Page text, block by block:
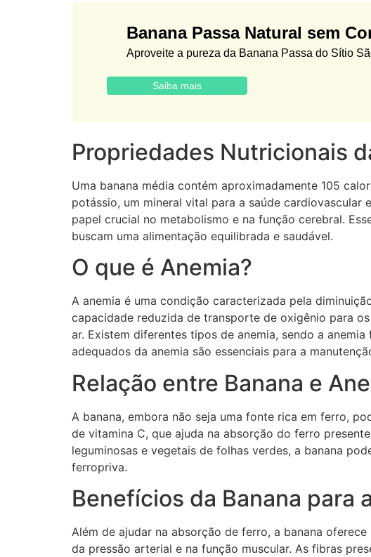
Banana Passa Natural sem
Aproveite a pureza da Banana Passa do Sítio
Saiba mais
Propriedades Nutricionais
Uma banana média contém aproximadamente 105
potássio, um mineral vital para a saúde cardiovascular
papel crucial no metabolismo e na função cerebral.
buscam uma alimentação equilibrada e saudável.
O que é Anemia?
A anemia é uma condição caracterizada pela
capacidade reduzida de transporte de oxigênio para
ar. Existem diferentes tipos de anemia, sendo a
adequados da anemia são essenciais para a
Relação entre Banana e
A banana, embora não seja uma fonte rica em ferro,
de vitamina C, que ajuda na absorção do ferro
leguminosas e vegetais de folhas verdes, a banana
ferropriva.
Benefícios da Banana para
Além de ajudar na absorção de ferro, a banana
da pressão arterial e na função muscular. As fibras